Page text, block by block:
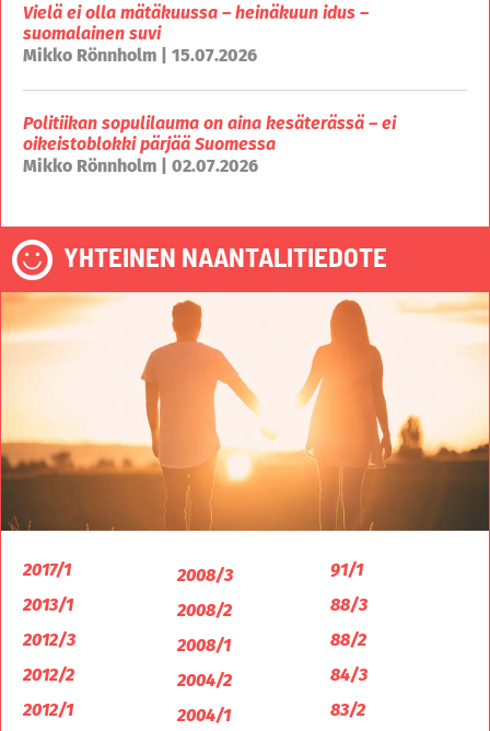
Vielä ei olla mätäkuussa – heinäkuun idus –
suomalainen suvi
Mikko Rönnholm | 15.07.2026
Politiikan sopulilauma on aina kesäterässä – ei
oikeistoblokki pärjää Suomessa
Mikko Rönnholm | 02.07.2026
YHTEINEN NAANTALITIEDOTE
2017/1
2013/1
2012/3
2012/2
2012/1
2008/3
2008/2
2008/1
2004/2
2004/1
91/1
88/3
88/2
84/3
83/2